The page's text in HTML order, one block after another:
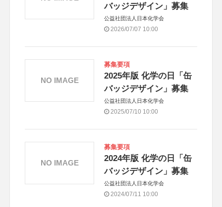
バッジデザイン」募集
公益社団法人日本化学会
2026/07/07 10:00
募集要項
2025年版 化学の日「缶
バッジデザイン」募集
公益社団法人日本化学会
2025/07/10 10:00
NO IMAGE
募集要項
2024年版 化学の日「缶
バッジデザイン」募集
公益社団法人日本化学会
2024/07/11 10:00
NO IMAGE